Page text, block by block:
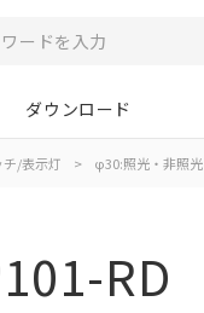
ダウンロード
/表示灯 > φ30:照光・非照光
RD